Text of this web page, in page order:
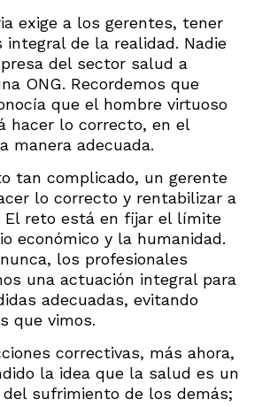
exige a los gerentes, tener
integral de la realidad. Nadie
del sector salud a
ONG. Recordemos que
que el hombre virtuoso
hacer lo correcto, en el
manera adecuada.
tan complicado, un gerente
lo correcto y rentabilizar a
El reto está en fijar el límite
económico y la humanidad.
los profesionales
una actuación integral para
adecuadas, evitando
que vimos.
correctivas, más ahora,
la idea que la salud es un
del sufrimiento de los demás;